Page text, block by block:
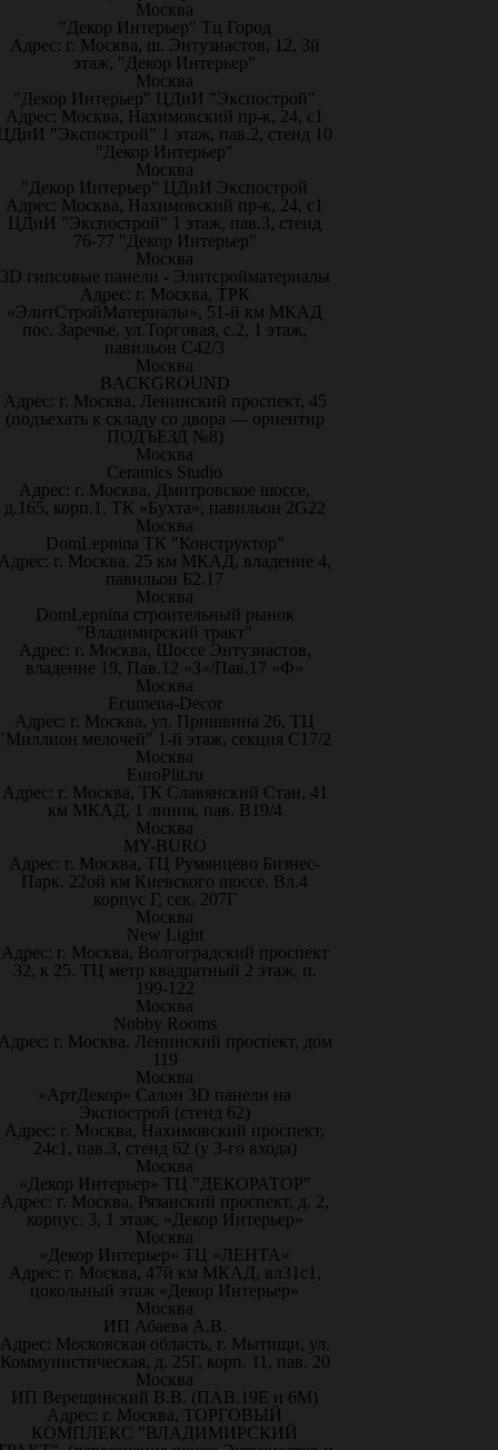
Москва
"Декор Интерьер" Тц Город
Адрес: г. Москва, ш. Энтузиастов, 12, 3й
этаж, "Декор Интерьер"
Москва
"Декор Интерьер" ЦДиИ "Экспострой"
Адрес: Москва, Нахимовский пр-к, 24, с1
"Экспострой" 1 этаж, пав.2, стенд 10
"Декор Интерьер"
Москва
"Декор Интерьер" ЦДиИ Экспострой
Адрес: Москва, Нахимовский пр-к, 24, с1
ЦДиИ "Экспострой" 1 этаж, пав.3, стенд
76-77 "Декор Интерьер"
Москва
3D гипсовые панели - Элитсройматериалы
Адрес: г. Москва, ТРК
«ЭлитСтройМатериалы», 51-й км МКАД
пос. Заречье, ул.Торговая, с.2, 1 этаж,
павильон С42/3
Москва
BACKGROUND
Адрес: г. Москва, Ленинский проспект, 45
(подъехать к складу со двора — ориентир
ПОДЪЕЗД №8)
Москва
Ceramics Studio
Адрес: г. Москва, Дмитровское шоссе,
д.165, корп.1, ТК «Бухта», павильон 2G22
Москва
DomLepnina ТК "Конструктор"
г. Москва, 25 км МКАД, владение 4,
павильон Б2.17
Москва
DomLepnina строительный рынок
"Владимирский тракт"
Адрес: г. Москва, Шоссе Энтузиастов,
владение 19, Пав.12 «З»/Пав.17 «Ф»
Москва
Ecumena-Decor
Адрес: г. Москва, ул. Пришвина 26, ТЦ
мелочей" 1-й этаж, секция С17/2
Москва
EuroPlit.ru
Адрес: г. Москва, ТК Славянский Стан, 41
км МКАД, 1 линия, пав. В19/4
Москва
MY-BURO
Адрес: г. Москва, ТЦ Румянцево Бизнес-
Парк. 22ой км Киевского шоссе. Вл.4
корпус Г, сек. 207Г
Москва
New Light
Адрес: г. Москва, Волгоградский проспект
32, к 25. ТЦ метр квадратный 2 этаж, п.
199-122
Москва
Nobby Rooms
г. Москва, Ленинский проспект, дом
119
Москва
«АртДекор» Салон 3D панели на
Экспострой (стенд 62)
Адрес: г. Москва, Нахимовский проспект,
24с1, пав.3, стенд 62 (у 3-го входа)
Москва
«Декор Интерьер» ТЦ "ДЕКОРАТОР"
Адрес: г. Москва, Рязанский проспект, д. 2,
корпус. 3, 1 этаж, «Декор Интерьер»
Москва
«Декор Интерьер» ТЦ «ЛЕНТА»
Адрес: г. Москва, 47й км МКАД, вл31с1,
цокольный этаж «Декор Интерьер»
Москва
ИП Абаева А.В.
Адрес: Московская область, г. Мытищи, ул.
Коммунистическая, д. 25Г, корп. 11, пав. 20
Москва
ИП Верещинский В.В. (ПАВ.19Е и 6М)
Адрес: г. Москва, ТОРГОВЫЙ
КОМПЛЕКС "ВЛАДИМИРСКИЙ